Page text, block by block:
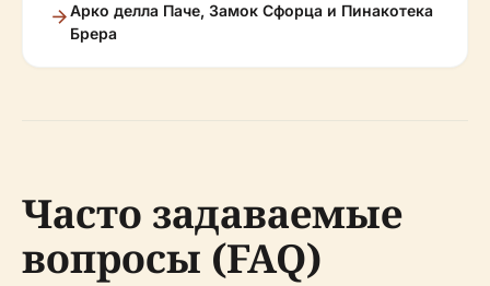
Арко делла Паче, Замок Сфорца и Пинакотека
Брера
Часто задаваемые
вопросы (FAQ)